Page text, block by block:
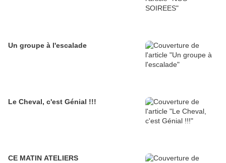
Un groupe à l'escalade
Le Cheval, c'est Génial !!!
CE MATIN ATELIERS